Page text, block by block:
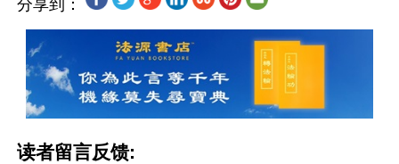
分享到：
读者留言反馈: